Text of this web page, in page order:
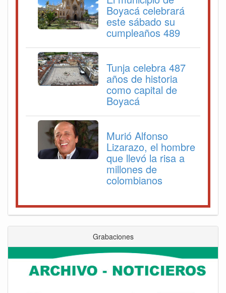
Boyacá celebrará
este sábado su
cumpleaños 489
Tunja celebra 487
años de historia
como capital de
Boyacá
Murió Alfonso
Lizarazo, el hombre
que llevó la risa a
millones de
colombianos
Grabaciones